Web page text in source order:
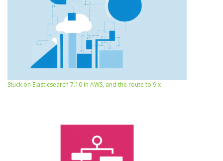
Stuck on Elasticsearch 7.10 in AWS, and the route to 9.x